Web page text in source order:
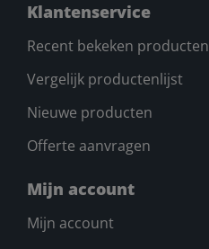
Klantenservice
Recent bekeken producten
Vergelijk productenlijst
Nieuwe producten
Offerte aanvragen
Mijn account
Mijn account